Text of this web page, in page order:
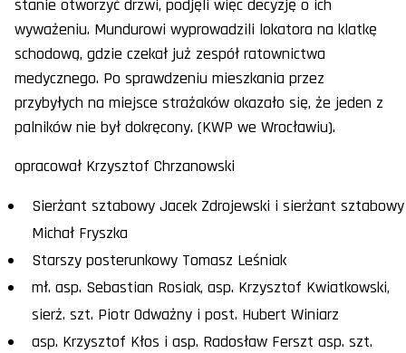
stanie otworzyć drzwi, podjęli więc decyzję o ich
wyważeniu. Mundurowi wyprowadzili lokatora na klatkę
schodową, gdzie czekał już zespół ratownictwa
medycznego. Po sprawdzeniu mieszkania przez
przybyłych na miejsce strażaków okazało się, że jeden z
palników nie był dokręcony. (KWP we Wrocławiu).
opracował Krzysztof Chrzanowski
Sierżant sztabowy Jacek Zdrojewski i sierżant sztabowy
Michał Fryszka
Starszy posterunkowy Tomasz Leśniak
mł. asp. Sebastian Rosiak, asp. Krzysztof Kwiatkowski,
sierż. szt. Piotr Odważny i post. Hubert Winiarz
asp. Krzysztof Kłos i asp. Radosław Ferszt asp. szt.